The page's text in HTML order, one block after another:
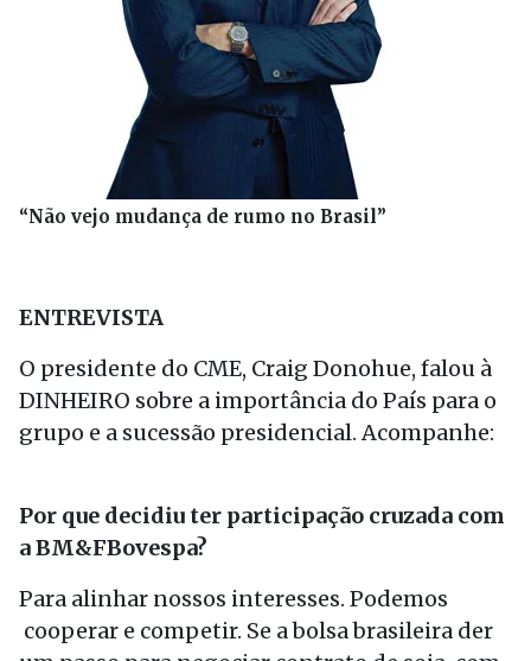
“Não vejo mudança de rumo no Brasil”
ENTREVISTA
O presidente do CME, Craig Donohue, falou à
DINHEIRO sobre a importância do País para o
grupo e a sucessão presidencial. Acompanhe:
Por que decidiu ter participação cruzada com
a BM&FBovespa?
Para alinhar nossos interesses. Podemos
cooperar e competir. Se a bolsa brasileira der